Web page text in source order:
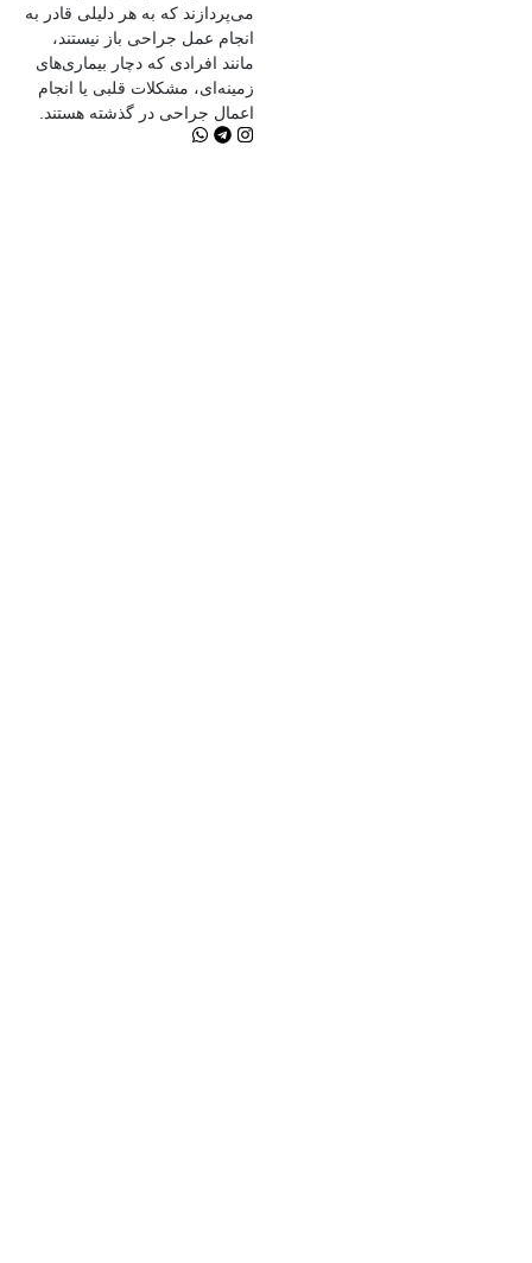
می‌پردازند که به هر دلیلی قادر به
انجام عمل جراحی باز نیستند،
مانند افرادی که دچار بیماری‌های
زمینه‌ای، مشکلات قلبی یا انجام
اعمال جراحی در گذشته هستند.